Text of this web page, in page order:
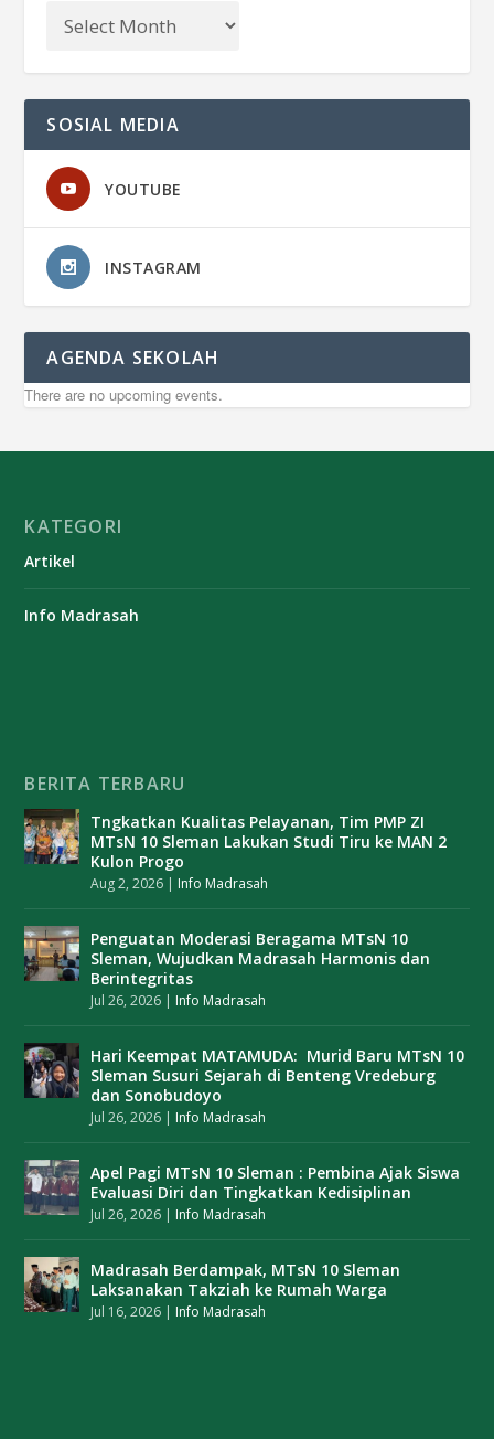
SOSIAL MEDIA
YOUTUBE
INSTAGRAM
AGENDA SEKOLAH
There are no upcoming events.
KATEGORI
Artikel
Info Madrasah
BERITA TERBARU
Tngkatkan Kualitas Pelayanan, Tim PMP ZI
MTsN 10 Sleman Lakukan Studi Tiru ke MAN 2
Kulon Progo
Aug 2, 2026 Info Madrasah
Penguatan Moderasi Beragama MTsN 10
Sleman, Wujudkan Madrasah Harmonis dan
Berintegritas
Jul 26, 2026 Info Madrasah
Hari Keempat MATAMUDA: Murid Baru MTsN 10
Sleman Susuri Sejarah di Benteng Vredeburg
dan Sonobudoyo
Jul 26, 2026 Info Madrasah
Apel Pagi MTsN 10 Sleman : Pembina Ajak Siswa
Evaluasi Diri dan Tingkatkan Kedisiplinan
Jul 26, 2026 Info Madrasah
Madrasah Berdampak, MTsN 10 Sleman
Laksanakan Takziah ke Rumah Warga
Jul 16, 2026 Info Madrasah